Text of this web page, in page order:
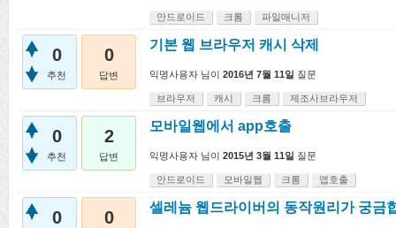
안드로이드 크롬 파일매니저
0
추천
0
답변
기본 웹 브라우저 캐시 삭제
익명사용자 님이 2016년 7월 11일 질문
브라우저 캐시 크롬 제조사브라우저
0
추천
2
답변
모바일웹에서 app호출
익명사용자 님이 2015년 3월 11일 질문
안드로이드 모바일웹 크롬 앱호출
0 0
셀레늄 웹드라이버의 동작원리가 궁금